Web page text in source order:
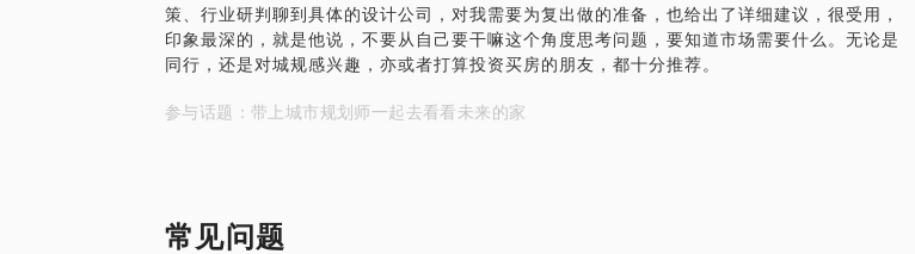
策、行业研判聊到具体的设计公司，对我需要为复出做的准备，也给出了详细建议，很受用，
印象最深的，就是他说，不要从自己要干嘛这个角度思考问题，要知道市场需要什么。无论是
同行，还是对城规感兴趣，亦或者打算投资买房的朋友，都十分推荐。
参与话题：带上城市规划师一起去看看未来的家
常见问题